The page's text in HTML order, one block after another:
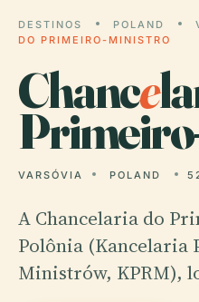
DESTINOS POLAND
DO PRIMEIRO-MINISTRO
Chance
VARSÓVIA POLAND
A Chancelaria do
Polônia (Kancelaria
Ministrów, KPRM),